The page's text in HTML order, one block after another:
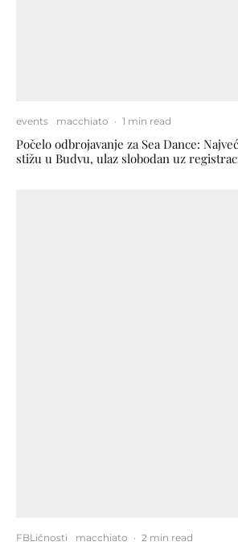
events macchiato · 1 min read
Počelo odbrojavanje za Sea Dance:
stižu u Budvu, ulaz slobodan uz
FBLičnosti macchiato · 2 min read